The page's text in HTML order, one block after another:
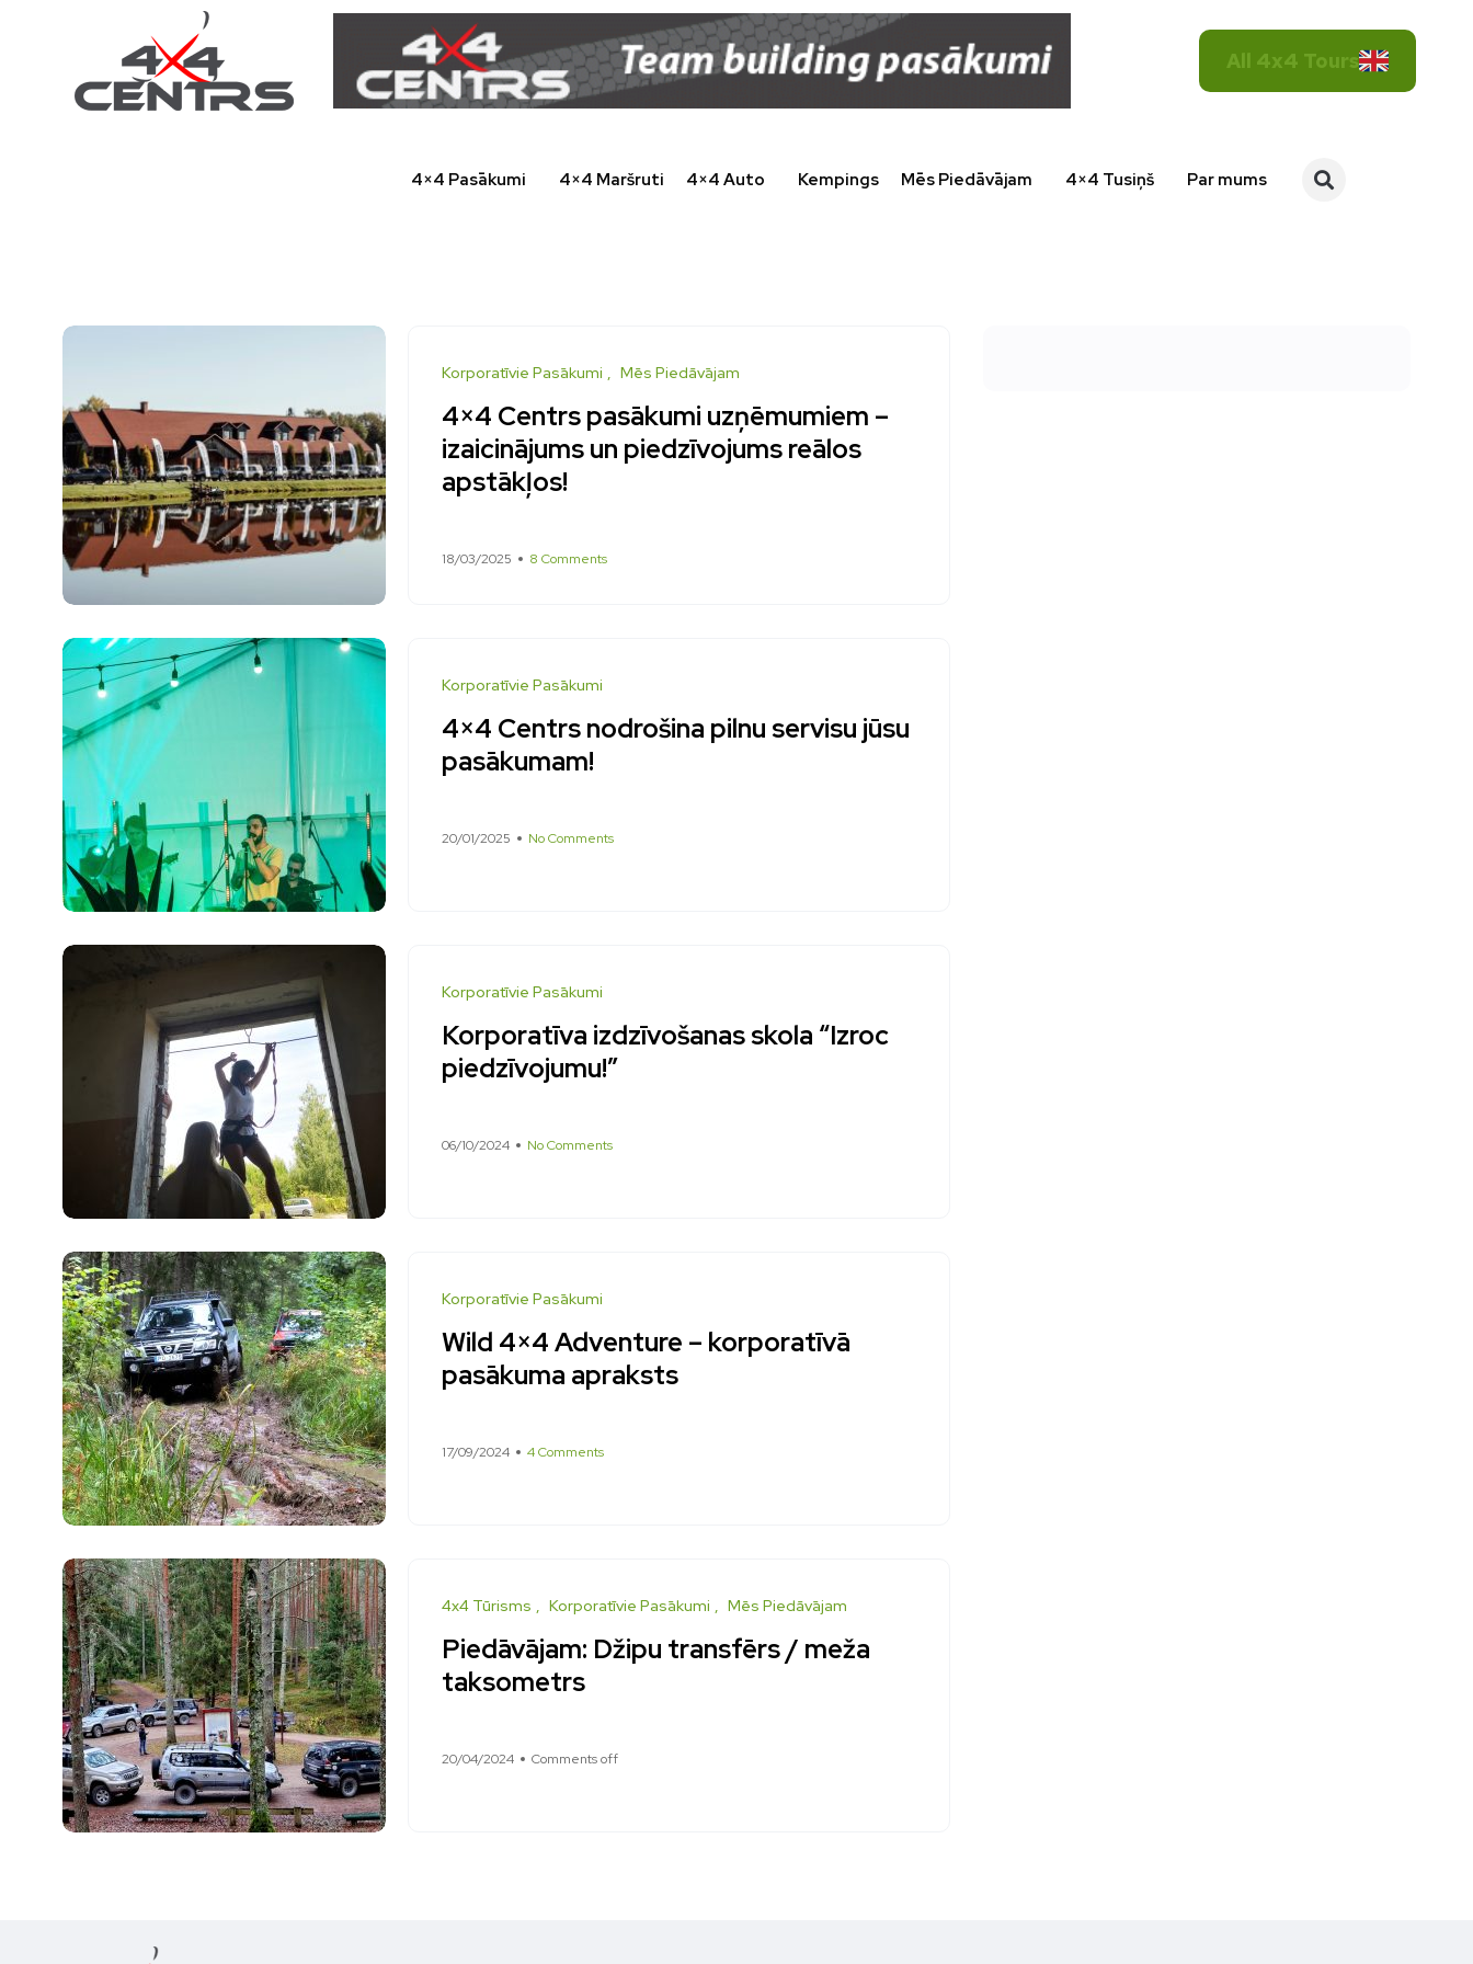
All 4x4 Tours
4×4 Pasākumi 4×4 Maršruti 4×4 Auto Kempings Mēs Piedāvājam 4×4 Tusiņš Par mums
Korporatīvie Pasākumi Mēs Piedāvājam
4×4 Centrs pasākumi uzņēmumiem –
izaicinājums un piedzīvojums reālos
apstākļos!
18/03/2025 8 Comments
Korporatīvie Pasākumi
4×4 Centrs nodrošina pilnu servisu jūsu
pasākumam!
20/01/2025 No Comments
Korporatīvie Pasākumi
Korporatīva izdzīvošanas skola “Izroc
piedzīvojumu!”
06/10/2024 No Comments
Korporatīvie Pasākumi
Wild 4×4 Adventure – korporatīvā
pasākuma apraksts
17/09/2024 4 Comments
4x4 Tūrisms Korporatīvie Pasākumi Mēs Piedāvājam
Piedāvājam: Džipu transfērs / meža
taksometrs
20/04/2024 Comments off